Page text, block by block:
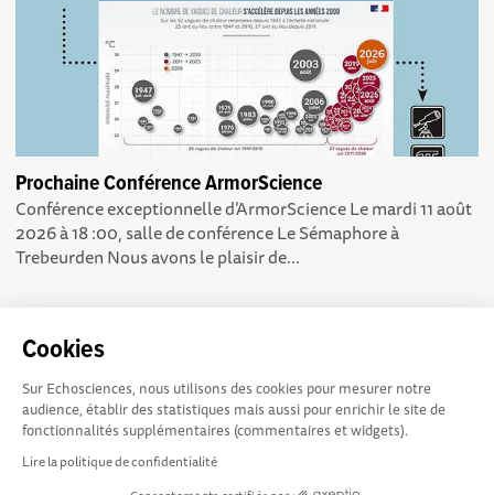
Cookies
Sur Echosciences, nous utilisons des cookies pour mesurer notre
audience, établir des statistiques mais aussi pour enrichir le site de
fonctionnalités supplémentaires (commentaires et widgets).
Lire la politique de confidentialité
Prochaine Conférence ArmorScience
Conférence exceptionnelle d’ArmorScience Le mardi 11 août
2026 à 18 :00, salle de conférence Le Sémaphore à
Trebeurden Nous avons le plaisir de...
Conditions Générales d'utilisation
Echosciences Sud
Provence-Alpes-Côte
d'Azur est à l'initiative de la Région Sud et de la Délégation
régionale académique pour la Recherche et l'Innovation